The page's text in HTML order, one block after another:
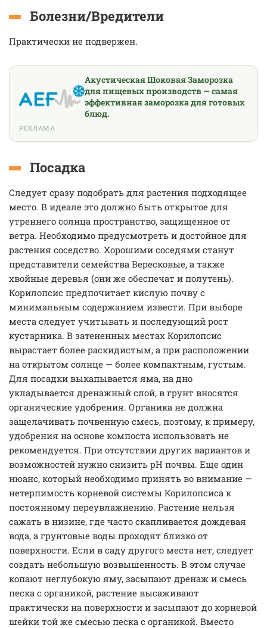
Болезни/Вредители
Практически не подвержен.
Акустическая Шоковая Заморозка
для пищевых производств — самая
эффективная заморозка для готовых
блюд.
РЕКЛАМА
Посадка
Следует сразу подобрать для растения подходящее
место. В идеале это должно быть открытое для
утреннего солнца пространство, защищенное от
ветра. Необходимо предусмотреть и достойное для
растения соседство. Хорошими соседями станут
представители семейства Вересковые, а также
хвойные деревья (они же обеспечат и полутень).
Корилопсис предпочитает кислую почву с
минимальным содержанием извести. При выборе
места следует учитывать и последующий рост
кустарника. В затененных местах Корилопсис
вырастает более раскидистым, а при расположении
на открытом солнце — более компактным, густым.
Для посадки выкапывается яма, на дно
укладывается дренажный слой, в грунт вносятся
органические удобрения. Органика не должна
защелачивать почвенную смесь, поэтому, к примеру,
удобрения на основе компоста использовать не
рекомендуется. При отсутствии других вариантов и
возможностей нужно снизить pH почвы. Еще один
нюанс, который необходимо принять во внимание —
нетерпимость корневой системы Корилопсиса к
постоянному переувлажнению. Растение нельзя
сажать в низине, где часто скапливается дождевая
вода, а грунтовые воды проходят близко от
поверхности. Если в саду другого места нет, следует
создать небольшую возвышенность. В этом случае
копают неглубокую яму, засыпают дренаж и смесь
песка с органикой, растение высаживают
практически на поверхности и засыпают до корневой
шейки той же смесью песка с органикой. Вместо